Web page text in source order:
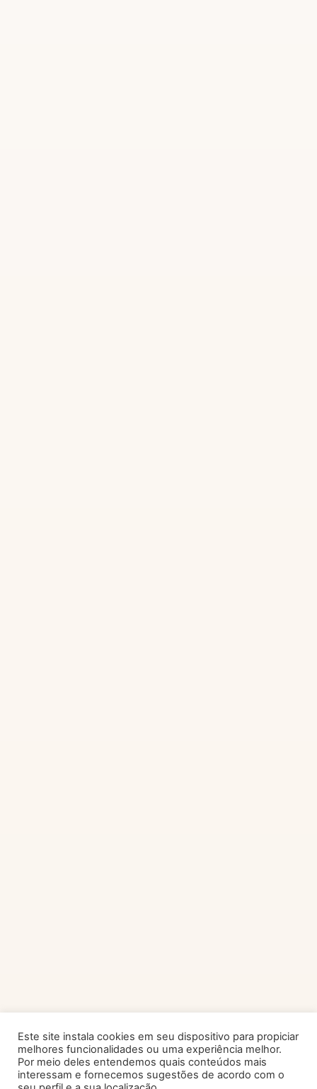
Este site instala cookies em seu dispositivo para propiciar
melhores funcionalidades ou uma experiência melhor.
Por meio deles entendemos quais conteúdos mais
interessam e fornecemos sugestões de acordo com o